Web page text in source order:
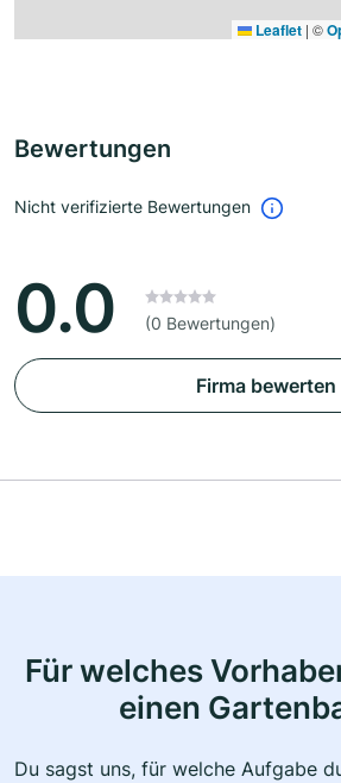
Leaflet | ©
Bewertungen
Nicht verifizierte Bewertungen
0.0 (0 Bewertungen)
Firma bewerten
Für welches
einen
Du sagst uns, für welche Aufgabe